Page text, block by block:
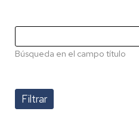
Búsqueda en el campo título